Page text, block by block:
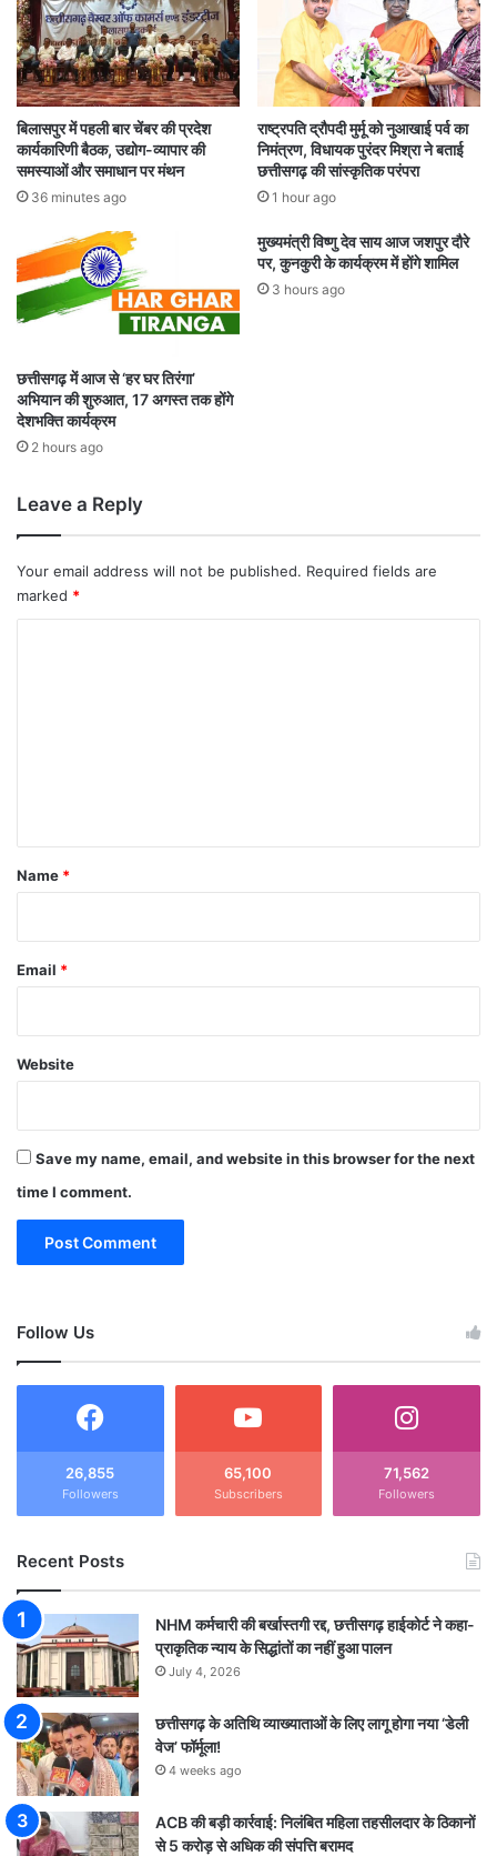
%
से
ज्या
दा
की
ते
जी
कि
या
वि
रो
ध
बिलासपुर में पहली बार चेंबर की प्रदेश
कार्यकारिणी बैठक, उद्योग-व्यापार की
समस्याओं और समाधान पर मंथन
36 minutes ago
राष्ट्रपति द्रौपदी मुर्मू को नुआखाई पर्व का
निमंत्रण, विधायक पुरंदर मिश्रा ने बताई
छत्तीसगढ़ की सांस्कृतिक परंपरा
1 hour ago
छत्तीसगढ़ में आज से ‘हर घर तिरंगा’
अभियान की शुरुआत, 17 अगस्त तक होंगे
देशभक्ति कार्यक्रम
2 hours ago
मुख्यमंत्री विष्णु देव साय आज जशपुर दौरे
पर, कुनकुरी के कार्यक्रम में होंगे शामिल
3 hours ago
Leave a Reply
Your email address will not be published. Required fields are
marked *
*
Name *
Email *
Website
Save my name, email, and website in this browser for the next
time I comment.
Follow Us
26,855
Followers
65,100
Subscribers
71,562
Followers
Recent Posts
NHM कर्मचारी की बर्खास्तगी रद्द, छत्तीसगढ़ हाईकोर्ट ने कहा-
प्राकृतिक न्याय के सिद्धांतों का नहीं हुआ पालन
July 4, 2026
छत्तीसगढ़ के अतिथि व्याख्याताओं के लिए लागू होगा नया ‘डेली
वेज’ फॉर्मूला!
4 weeks ago
ACB की बड़ी कार्रवाई: निलंबित महिला तहसीलदार के ठिकानों
से 5 करोड़ से अधिक की संपत्ति बरामद